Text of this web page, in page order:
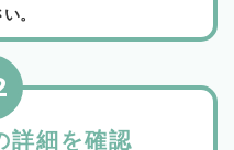
。
詳細を確認